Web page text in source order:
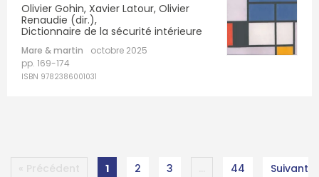
Olivier Gohin, Xavier Latour, Olivier
Renaudie (dir.),
Dictionnaire de la sécurité intérieure
Mare & martin
octobre 2025
pp. 169-174
ISBN 9782386001031
1 2 3 44 Suivant